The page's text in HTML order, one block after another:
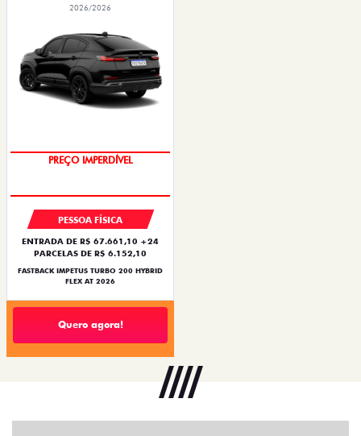
2026/2026
PREÇO IMPERDÍVEL
PESSOA FÍSICA
ENTRADA DE R$ 67.661,10 +24
PARCELAS DE R$ 6.152,10
FASTBACK IMPETUS TURBO 200 HYBRID
FLEX AT 2026
Quero agora!